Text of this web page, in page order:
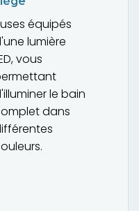
équipés
lumière
vous
le bain
dans